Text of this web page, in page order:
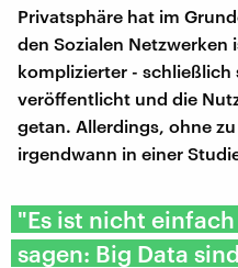
Privatsphäre hat im
den Sozialen Netzwerken
komplizierter - schließlich
veröffentlicht und die
getan. Allerdings, ohne
irgendwann in einer
"Es ist nicht
sagen: Big Data